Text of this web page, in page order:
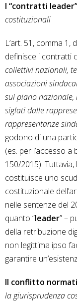
I “contratti
costituzionali
L’art. 51, comma 1,
definisce i contratti
collettivi nazionali,
associazioni
sul piano
siglati dalle
rappresentanze
godono di una
(es. per l’accesso a
150/2015). Tuttavia,
costituisce uno
costituzionale
nelle sentenze del
quanto “leader” –
della retribuzione
non legittima ipso
garantire
Il conflitto
la giurisprudenza